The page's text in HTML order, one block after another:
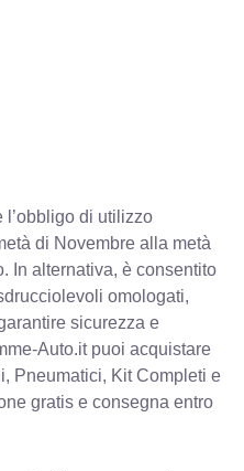
l’obbligo di utilizzo
di Novembre alla metà
In alternativa, è consentito
omologati,
sicurezza e
Auto.it puoi acquistare
Pneumatici, Kit Completi e
gratis e consegna entro